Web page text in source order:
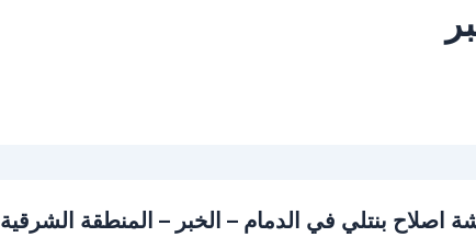
اصلاح بنتلي في الدمام – الخبر – المنطقة الشرقية